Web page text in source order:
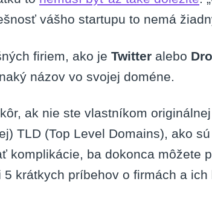
vášho startupu to nemá
firiem, ako je Twitter alebo
názov vo svojej doméne.
ak nie ste vlastníkom
TLD (Top Level Domains), ako
komplikácie, ba dokonca môžete
krátkych príbehov o firmách a ich